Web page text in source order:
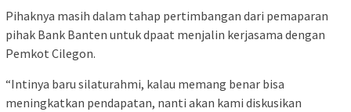
Pihaknya masih dalam tahap pertimbangan dari pemaparan
pihak Bank Banten untuk dpaat menjalin kerjasama dengan
Pemkot Cilegon.
“Intinya baru silaturahmi, kalau memang benar bisa
meningkatkan pendapatan, nanti akan kami diskusikan